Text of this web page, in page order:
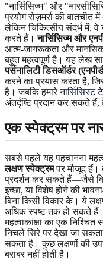
"नार्सिसिज्म" और
प्रयोग रोज़मर्रा की
लेकिन चिकित्सीय संदर्भ में, वे
करते हैं।नार्सिसिज्म और
आत्म-जागरूकता और
बहुत महत्वपूर्ण है। यह लेख
पर्सनालिटी डिसऑर्डर
करने का प्रयास करता है,
है। जबकि हमारेनार्सिसिस्ट
अंतर्दृष्टि प्रदान कर सकते हैं,
एक स्पेक्ट्रम पर
सबसे पहले यह पहचानना
लक्षण स्पेक्ट्रमपर मौजूद हैं।
प्रदर्शन कर सकते हैं—जैसे कि
इच्छा, या विशेष होने की
बिना किसी विकार के। ये
अधिक स्पष्ट तक हो सकते
महत्वाकांक्षा का एक
निचले सिरे पर देखा जा
सकता है। कुछ लक्षणों की
बराबर नहीं होती है।